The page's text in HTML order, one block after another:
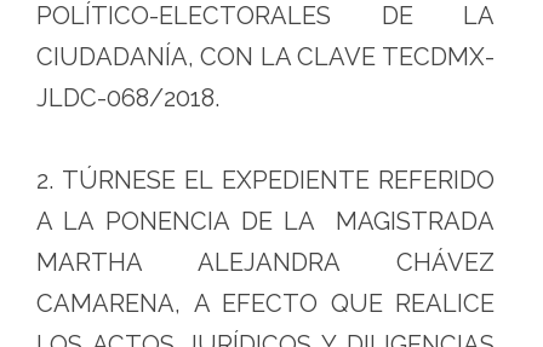
POLÍTICO-ELECTORALES DE LA
CIUDADANÍA, CON LA CLAVE TECDMX-
JLDC-068/2018.
2. TÚRNESE EL EXPEDIENTE REFERIDO
A LA PONENCIA DE LA MAGISTRADA
MARTHA ALEJANDRA CHÁVEZ
CAMARENA, A EFECTO QUE REALICE